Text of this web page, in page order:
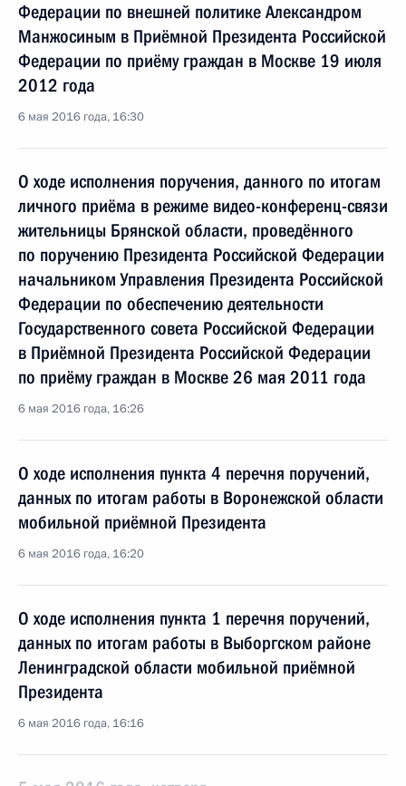
Федерации по внешней политике Александром
Манжосиным в Приёмной Президента Российской
Федерации по приёму граждан в Москве 19 июля
2012 года
6 мая 2016 года, 16:30
О ходе исполнения поручения, данного по итогам
личного приёма в режиме видео-конференц-связи
жительницы Брянской области, проведённого
по поручению Президента Российской Федерации
начальником Управления Президента Российской
Федерации по обеспечению деятельности
Государственного совета Российской Федерации
в Приёмной Президента Российской Федерации
по приёму граждан в Москве 26 мая 2011 года
6 мая 2016 года, 16:26
О ходе исполнения пункта 4 перечня поручений,
данных по итогам работы в Воронежской области
мобильной приёмной Президента
6 мая 2016 года, 16:20
О ходе исполнения пункта 1 перечня поручений,
данных по итогам работы в Выборгском районе
Ленинградской области мобильной приёмной
Президента
6 мая 2016 года, 16:16